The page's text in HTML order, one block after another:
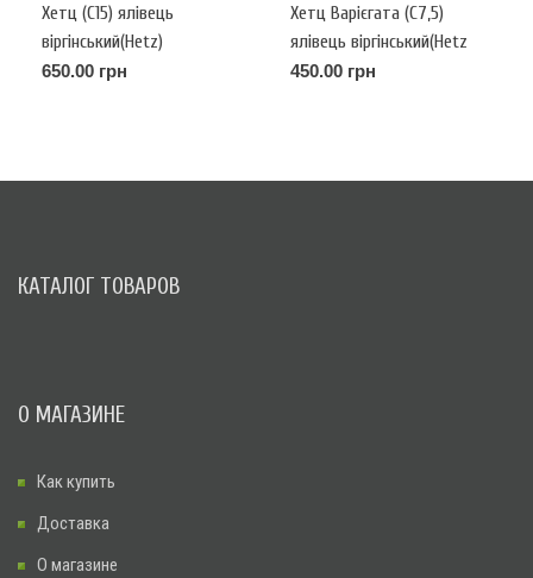
Хетц (C15) ялівець
віргінський(Hetz)
650.00 грн
Хетц Варієгата (C7,5)
ялівець віргінський(Hetz
variegata)
450.00 грн
КАТАЛОГ ТОВАРОВ
О МАГАЗИНЕ
Как купить
Доставка
О магазине